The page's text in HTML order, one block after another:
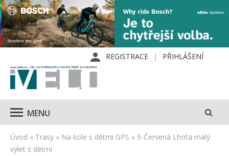
REGISTRACE PŘIHLÁŠENÍ
MENU
Úvod » Trasy » Na kole s dětmi GPS » 9-Červená Lhota malý
výlet s dětmi